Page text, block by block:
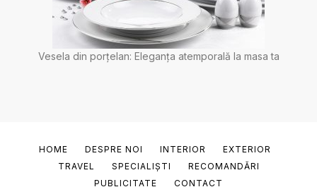
Vesela din porțelan: Eleganța atemporală la masa ta
HOME DESPRE NOI INTERIOR
EXTERIOR
TRAVEL
SPECIALIȘTI
RECOMANDĂRI
PUBLICITATE
CONTACT